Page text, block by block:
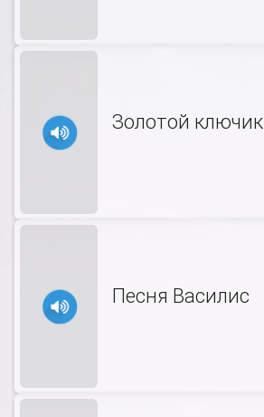
Золотой ключик
Песня Василис